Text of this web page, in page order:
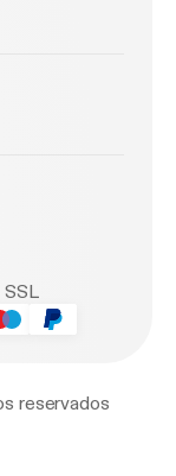
SSL
reservados